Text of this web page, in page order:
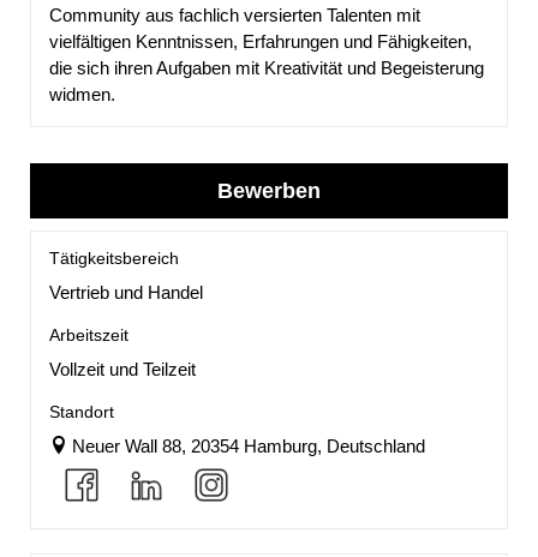
Community aus fachlich versierten Talenten mit
vielfältigen Kenntnissen, Erfahrungen und Fähigkeiten,
die sich ihren Aufgaben mit Kreativität und Begeisterung
widmen.
Bewerben
Tätigkeitsbereich
Vertrieb und Handel
Arbeitszeit
Vollzeit und Teilzeit
Standort
Neuer Wall 88, 20354 Hamburg, Deutschland